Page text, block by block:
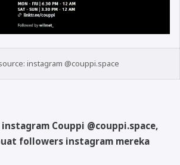
instagram @couppi.space
Couppi @couppi.space,
followers instagram mereka